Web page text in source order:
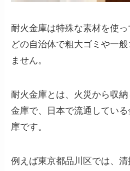
耐火金庫は特殊な素材を使
どの自治体で粗大ゴミや一
ません。
耐火金庫とは、火災から収
金庫で、日本で流通してい
庫です。
例えば東京都品川区では、